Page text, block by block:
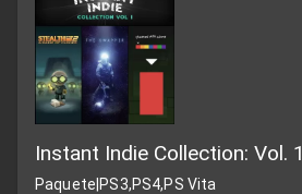
Instant Indie Collection: Vol. 1
Paquete PS3,PS4,PS Vita